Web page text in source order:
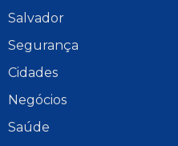
Salvador
Segurança
Cidades
Negócios
Saúde